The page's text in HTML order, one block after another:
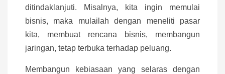
ditindaklanjuti. Misalnya, kita ingin memulai
bisnis, maka mulailah dengan meneliti pasar
kita, membuat rencana bisnis, membangun
jaringan, tetap terbuka terhadap peluang.
Membangun kebiasaan yang selaras dengan